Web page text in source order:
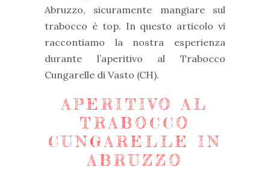
Abruzzo, sicuramente mangiare sul
trabocco è top. In questo articolo vi
raccontiamo la nostra esperienza
durante l’aperitivo al Trabocco
Cungarelle di Vasto (CH).
APERITIVO AL
TRABOCCO
CUNGARELLEIN
ABRUZZO